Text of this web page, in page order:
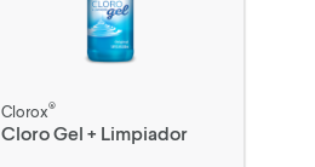
Clorox®
Cloro Gel + Limpiador